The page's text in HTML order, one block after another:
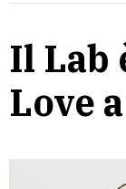
Il Lab
Love